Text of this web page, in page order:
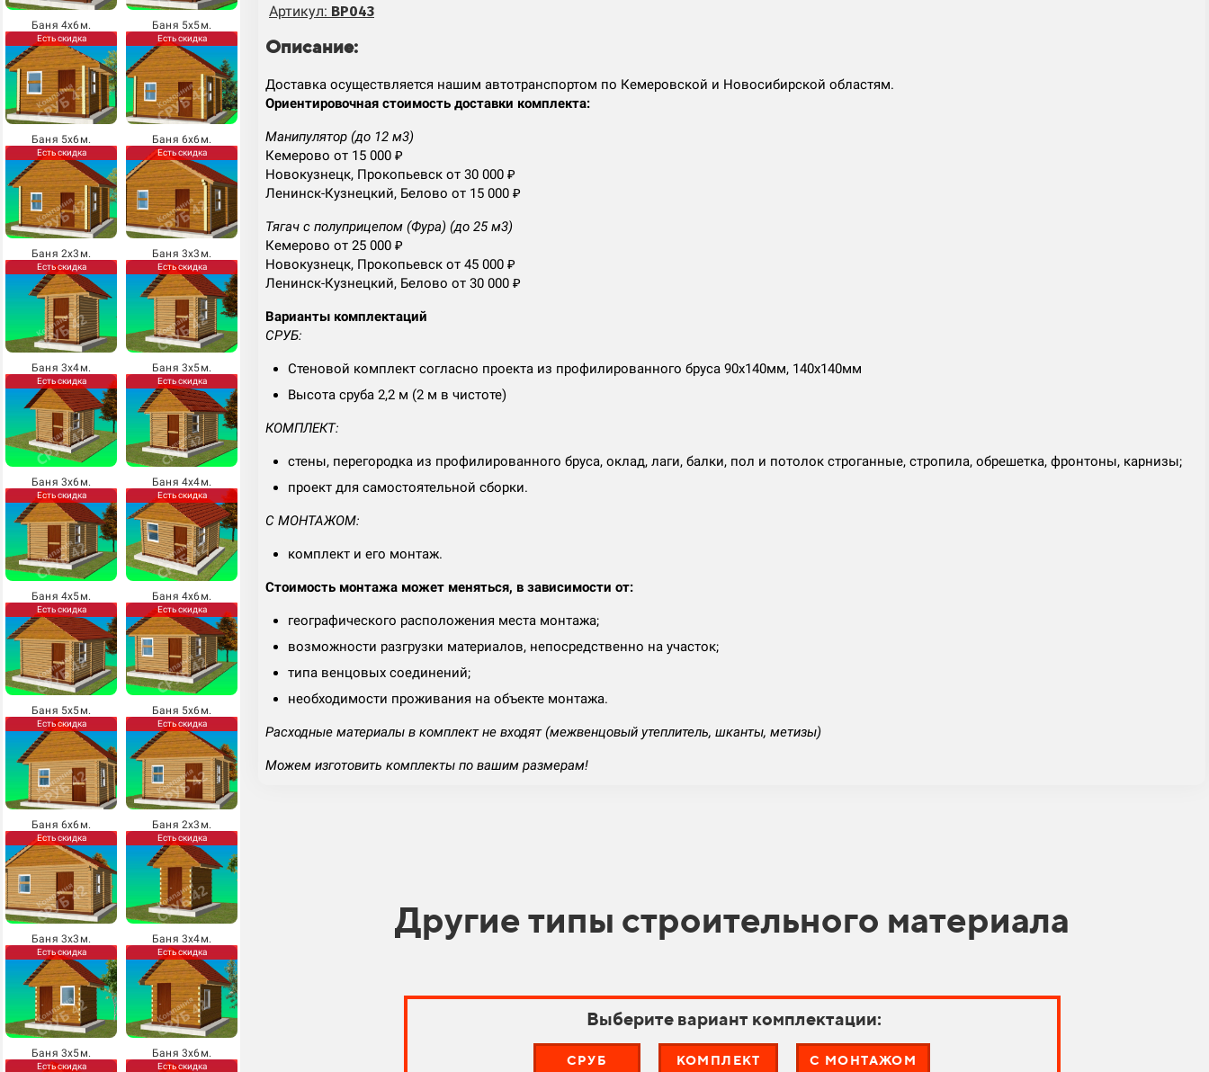
Баня 4х6м.
Есть скидка
Баня 5х5м.
Есть скидка
Баня 5х6м.
Есть скидка
Баня 6х6м.
Есть скидка
Баня 2х3м.
Есть скидка
Баня 3х3м.
Есть скидка
Баня 3х4м.
Есть скидка
Баня 3х5м.
Есть скидка
Баня 3х6м.
Есть скидка
Баня 4х4м.
Есть скидка
Баня 4х5м.
Есть скидка
Баня 4х6м.
Есть скидка
Баня 5х5м.
Есть скидка
Баня 5х6м.
Есть скидка
Баня 6х6м.
Есть скидка
Баня 2х3м.
Есть скидка
Баня 3х3м.
Есть скидка
Баня 3х4м.
Есть скидка
Баня 3х5м.
Есть скидка
Баня 3х6м.
Есть скидка
Артикул: BP043
Описание:
Доставка осуществляется нашим автотранспортом по Кемеровской и Новосибирской областям.
Ориентировочная стоимость доставки комплекта:
Манипулятор (до 12 м3)
Кемерово от 15 000 ₽
Новокузнецк, Прокопьевск от 30 000 ₽
Ленинск-Кузнецкий, Белово от 15 000 ₽
Тягач с полуприцепом (Фура) (до 25 м3)
Кемерово от 25 000 ₽
Новокузнецк, Прокопьевск от 45 000 ₽
Ленинск-Кузнецкий, Белово от 30 000 ₽
Варианты комплектаций
СРУБ:
Стеновой комплект согласно проекта из профилированного бруса 90х140мм, 140х140мм
Высота сруба 2,2 м (2 м в чистоте)
КОМПЛЕКТ:
стены, перегородка из профилированного бруса, оклад, лаги, балки, пол и потолок строганные, стропила, обрешетка, фронтоны, карнизы;
проект для самостоятельной сборки.
С МОНТАЖОМ:
комплект и его монтаж.
Стоимость монтажа может меняться, в зависимости от:
географического расположения места монтажа;
возможности разгрузки материалов, непосредственно на участок;
типа венцовых соединений;
необходимости проживания на объекте монтажа.
Расходные материалы в комплект не входят (межвенцовый утеплитель, шканты, метизы)
Можем изготовить комплекты по вашим размерам!
Другие типы строительного материала
Выберите вариант комплектации:
СРУБ КОМПЛЕКТ С МОНТАЖОМ